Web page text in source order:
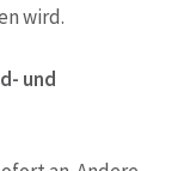
wird.
und